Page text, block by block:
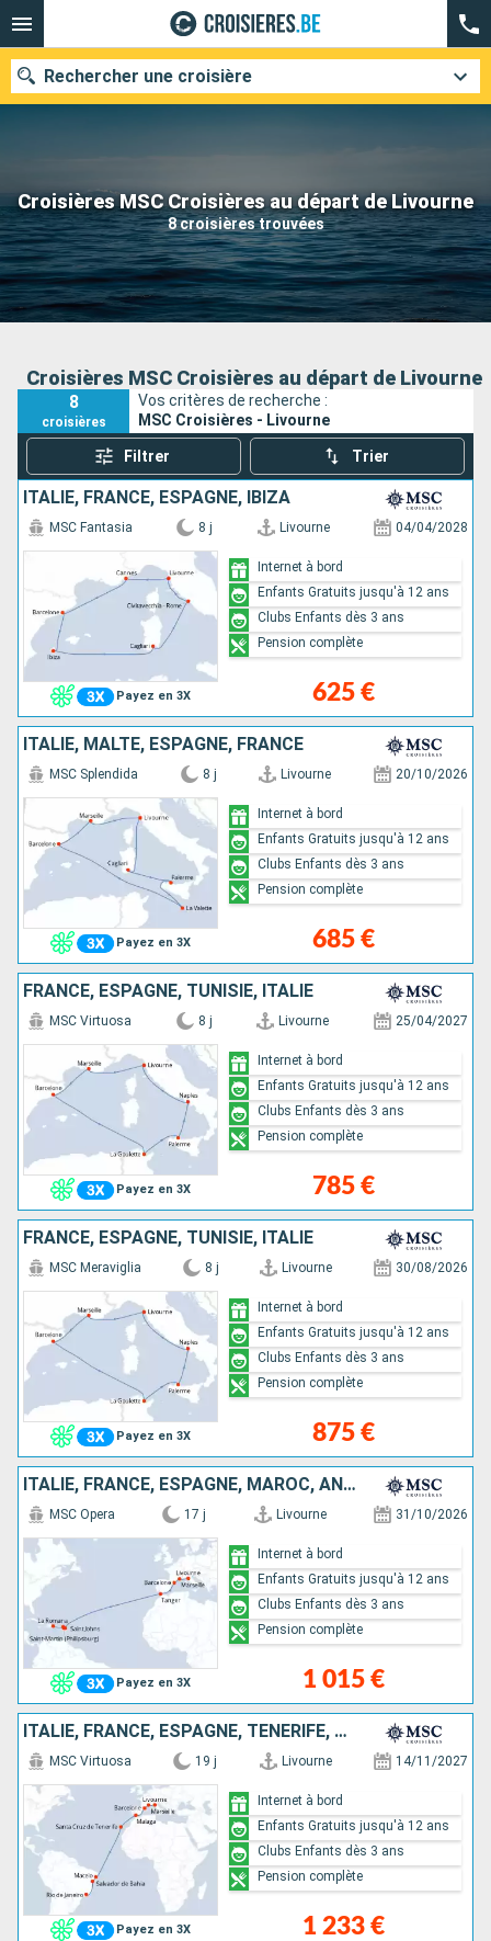
Croisières MSC Croisières au départ de Livourne
8 croisières trouvées
Rechercher une croisière
Nos destinations
Mois de départ
Ports Compagnies
Croisières MSC Croisières au départ de Livourne
8
croisières
Vos critères de recherche :
MSC Croisières - Livourne
Filtrer Trier
ITALIE, FRANCE, ESPAGNE, IBIZA
Payez en 3X
MSC Fantasia 8 j Livourne 04/04/2028
625 €
Internet à bord
Enfants Gratuits jusqu'à 12 ans
Clubs Enfants dès 3 ans
Pension complète
ITALIE, MALTE, ESPAGNE, FRANCE
Payez en 3X
MSC Splendida 8 j Livourne 20/10/2026
685 €
Internet à bord
Enfants Gratuits jusqu'à 12 ans
Clubs Enfants dès 3 ans
Pension complète
FRANCE, ESPAGNE, TUNISIE, ITALIE
Payez en 3X
MSC Virtuosa 8 j Livourne 25/04/2027
785 €
Internet à bord
Enfants Gratuits jusqu'à 12 ans
Clubs Enfants dès 3 ans
Pension complète
FRANCE, ESPAGNE, TUNISIE, ITALIE
Payez en 3X
MSC Meraviglia 8 j Livourne 30/08/2026
875 €
Internet à bord
Enfants Gratuits jusqu'à 12 ans
Clubs Enfants dès 3 ans
Pension complète
ITALIE, FRANCE, ESPAGNE, MAROC, ANTIGUA-ET-BARBUDA, SAINT-MARTIN, SAINT-CHRISTOPHE-ET-NIÉVÈS, RÉPUBLIQUE DOMINICAINE
Payez en 3X
MSC Opera 17 j Livourne 31/10/2026
1 015 €
Internet à bord
Enfants Gratuits jusqu'à 12 ans
Clubs Enfants dès 3 ans
Pension complète
ITALIE, FRANCE, ESPAGNE, TENERIFE, BRÉSIL
Payez en 3X
MSC Virtuosa 19 j Livourne 14/11/2027
1 233 €
Internet à bord
Enfants Gratuits jusqu'à 12 ans
Clubs Enfants dès 3 ans
Pension complète